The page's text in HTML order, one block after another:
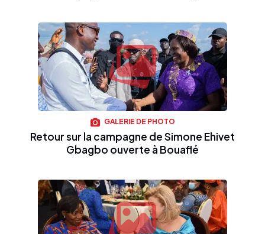
GALERIE DE PHOTO
Retour sur la campagne de Simone Ehivet
Gbagbo ouverte à Bouaflé